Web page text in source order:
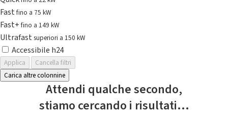
Fastfino a 75 kW
Fast+fino a 149 kW
Ultrafast superiori a 150 kW
Accessibile h24
Applica
Cancella filtri
Carica altre colonnine
Attendi qualche secondo,
stiamo cercando i risultati...